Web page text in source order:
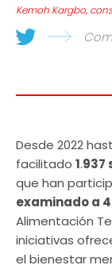
Kemoh Kargbo,
Desde 2022
facilitado 1.937
que han
examinado a 4.
Alimentación
iniciativas
el bienestar